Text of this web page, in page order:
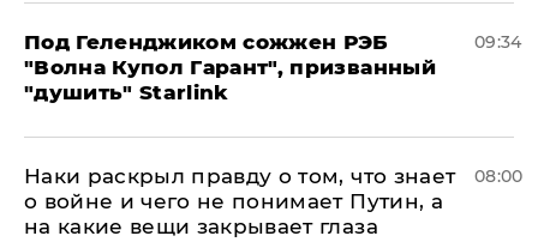
Под Геленджиком сожжен РЭБ
"Волна Купол Гарант", призванный
"душить" Starlink
09:34
Наки раскрыл правду о том, что знает
о войне и чего не понимает Путин, а
на какие вещи закрывает глаза
08:00